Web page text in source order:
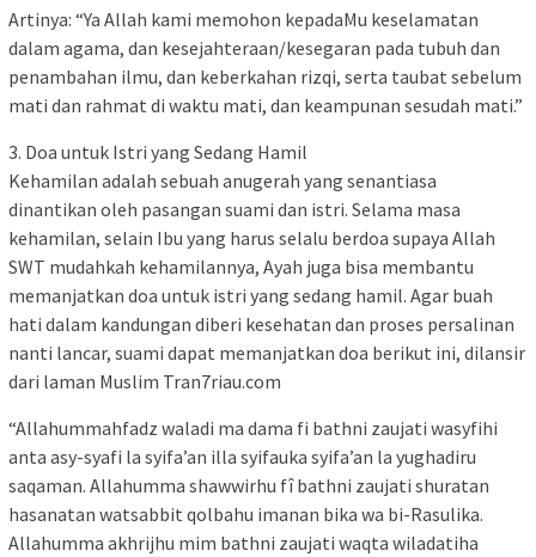
Artinya: “Ya Allah kami memohon kepadaMu keselamatan
dalam agama, dan kesejahteraan/kesegaran pada tubuh dan
penambahan ilmu, dan keberkahan rizqi, serta taubat sebelum
mati dan rahmat di waktu mati, dan keampunan sesudah mati.”
3. Doa untuk Istri yang Sedang Hamil
Kehamilan adalah sebuah anugerah yang senantiasa
dinantikan oleh pasangan suami dan istri. Selama masa
kehamilan, selain Ibu yang harus selalu berdoa supaya Allah
SWT mudahkah kehamilannya, Ayah juga bisa membantu
memanjatkan doa untuk istri yang sedang hamil. Agar buah
hati dalam kandungan diberi kesehatan dan proses persalinan
nanti lancar, suami dapat memanjatkan doa berikut ini, dilansir
dari laman Muslim Tran7riau.com
“Allahummahfadz waladi ma dama fi bathni zaujati wasyfihi
anta asy-syafi la syifa’an illa syifauka syifa’an la yughadiru
saqaman. Allahumma shawwirhu fî bathni zaujati shuratan
hasanatan watsabbit qolbahu imanan bika wa bi-Rasulika.
Allahumma akhrijhu mim bathni zaujati waqta wiladatiha